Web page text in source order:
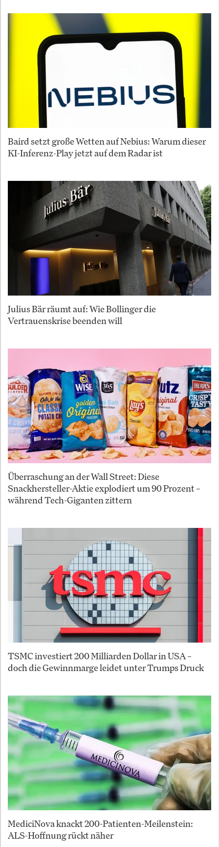
Baird setzt große Wetten auf Nebius: Warum dieser
KI-Inferenz-Play jetzt auf dem Radar ist
Julius Bär räumt auf: Wie Bollinger die
Vertrauenskrise beenden will
Überraschung an der Wall Street: Diese
Snackhersteller-Aktie explodiert um 90 Prozent –
während Tech-Giganten zittern
TSMC investiert 200 Milliarden Dollar in USA –
doch die Gewinnmarge leidet unter Trumps Druck
MediciNova knackt 200-Patienten-Meilenstein:
ALS-Hoffnung rückt näher